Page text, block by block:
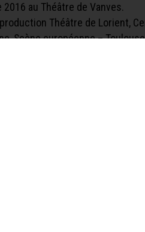
au Théâtre de Vanves.
Théâtre de Lorient,
Scène européenne –